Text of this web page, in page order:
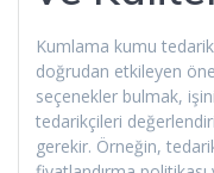
Kumlama kumu
doğrudan etkileyen
seçenekler bulmak,
tedarikçileri
gerekir. Örneğin,